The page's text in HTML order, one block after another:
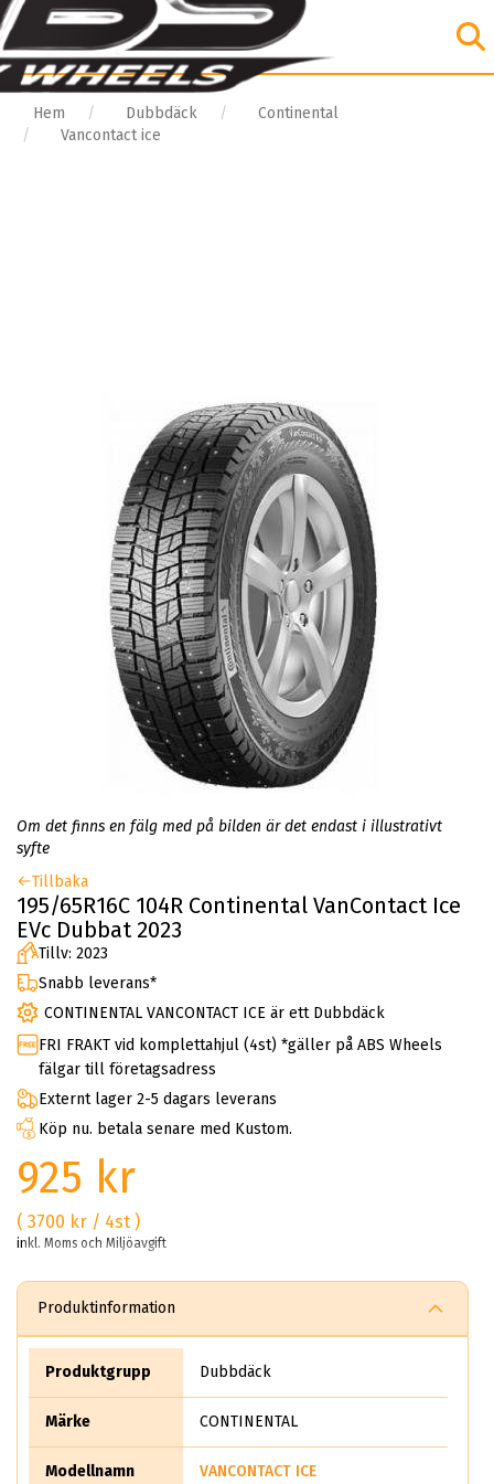
Hem Dubbdäck
Continental
Vancontact ice
Om det finns en fälg med på bilden är det endast i illustrativt
syfte
Tillbaka
195/65R16C 104R Continental VanContact Ice
EVc Dubbat 2023
Tillv: 2023
Snabb leverans*
CONTINENTAL VANCONTACT ICE är ett Dubbdäck
FRI FRAKT vid komplettahjul (4st) *gäller på ABS Wheels
fälgar till företagsadress
Externt lager 2-5 dagars leverans
Köp nu. betala senare med Kustom.
925 kr
( 3700 kr / 4st )
inkl. Moms och Miljöavgift
Produktinformation
Produktgrupp Dubbdäck
Märke CONTINENTAL
Modellnamn VANCONTACT ICE